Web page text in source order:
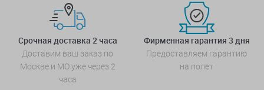
Срочная доставка 2 часа
Доставим ваш заказ по
Москве и МО уже через 2
часа
Фирменная гарантия 3 дня
Предоставляем гарантию
на полет